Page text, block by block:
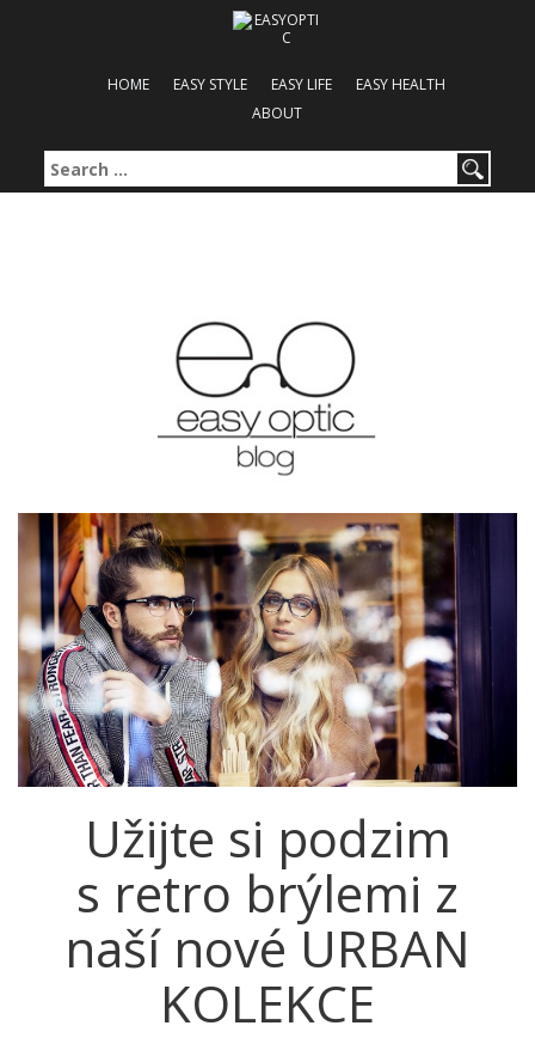
HOME EASY STYLE EASY LIFE
EASY HEALTH
ABOUT
Search for:
Užijte si podzim
s retro brýlemi z
naší nové URBAN
KOLEKCE